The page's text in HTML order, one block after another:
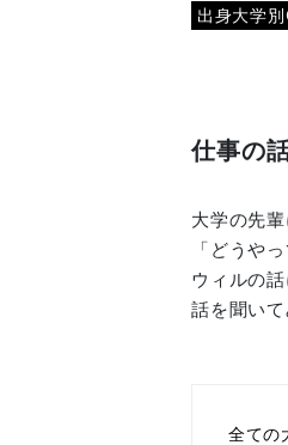
出身大学
仕事の
大学の先
「どうや
ウィルの
話を聞い
全ての